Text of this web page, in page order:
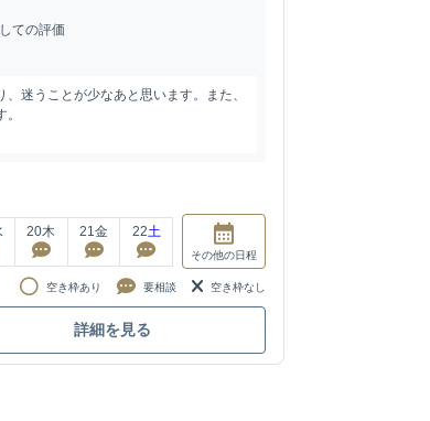
ての評価
迷うことが少なあと思います。また、
20木 21金 22土
その他の日程
空き枠あり 要相談 空き枠なし
詳細を見る